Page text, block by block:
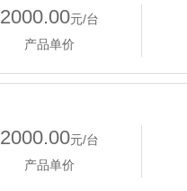
2000.00元/台
产品单价
2000.00元/台
产品单价